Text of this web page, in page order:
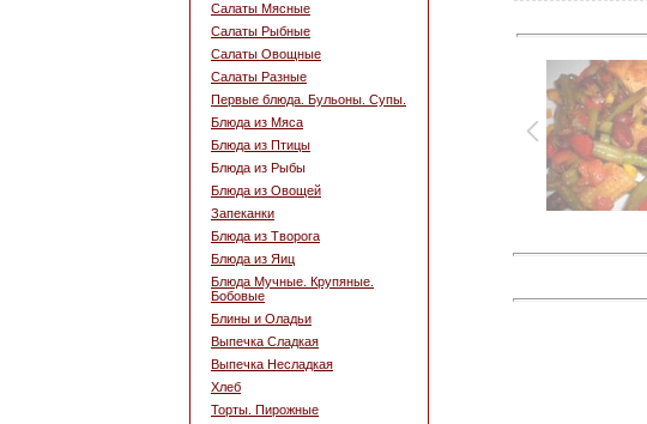
Салаты Мясные
Салаты Рыбные
Салаты Овощные
Салаты Разные
Первые блюда. Бульоны. Супы.
Блюда из Мяса
Блюда из Птицы
Блюда из Рыбы
Блюда из Овощей
Запеканки
Блюда из Творога
Блюда из Яиц
Блюда Мучные. Крупяные.
Бобовые
Блины и Оладьи
Выпечка Сладкая
Выпечка Несладкая
Хлеб
Торты. Пирожные